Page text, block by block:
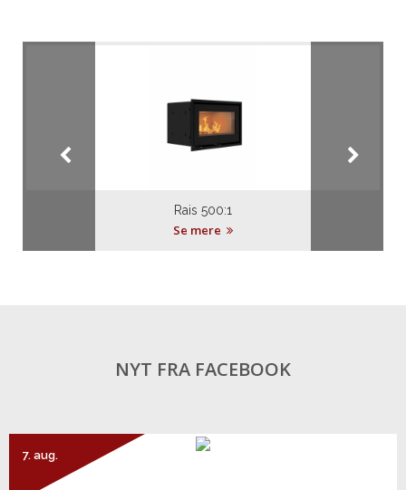
Rais 500:1
Se mere
NYT FRA FACEBOOK
7. aug.